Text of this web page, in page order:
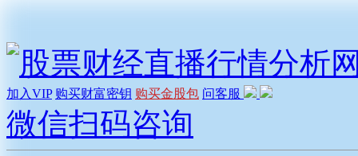
加入VIP 购买财富密钥 购买金股包 问客服
微信扫码咨询